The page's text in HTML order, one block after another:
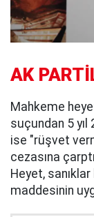
AK
Mahkeme
suçundan 5 yıl
ise "rüşvet
cezasına
Heyet,
maddesinin